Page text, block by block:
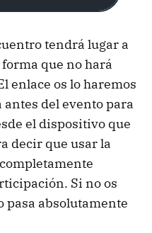
tendrá lugar a
que no hará
enlace os lo haremos
del evento para
el dispositivo que
decir que usar la
Si no os
pasa absolutamente